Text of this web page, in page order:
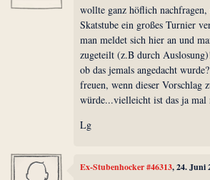
wollte ganz höflich
Skatstube ein großes Turnier
man meldet sich hier an und
zugeteilt (z.B durch
ob das jemals angedacht
freuen, wenn dieser Vorschlag
würde...vielleicht ist das ja mal
Lg
Ex-Stubenhocker #46313, 24. Juni